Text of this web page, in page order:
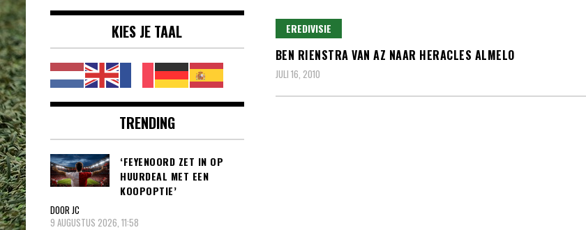
Eredivisie &
Internationaal
voetbal |
EREDIVISIE
BEN RIENSTRA VAN AZ NAAR HERACLES ALMELO
JULI 16, 2010
KIES JE TAAL
TRENDING
‘FEYENOORD ZET IN OP
HUURDEAL MET EEN
KOOPOPTIE’
DOOR JC
9 AUGUSTUS 2026, 11:58